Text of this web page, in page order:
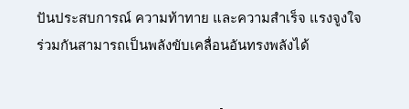
ปันประสบการณ์ ความท้าทาย และความสำเร็จ แรงจูงใจ
ร่วมกันสามารถเป็นพลังขับเคลื่อนอันทรงพลังได้